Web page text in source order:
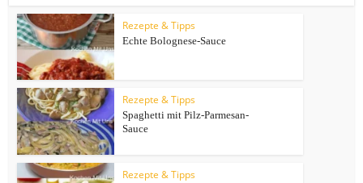
Rezepte & Tipps
Echte Bolognese-Sauce
Rezepte & Tipps
Spaghetti mit Pilz-Parmesan-
Sauce
Rezepte & Tipps